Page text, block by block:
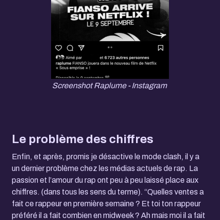
Screenshot Raplume - Instagram
Le problème des chiffres
Enfin, et après, promis je désactive le mode clash, il y a
un dernier problème chez les médias actuels de rap. La
passion et l’amour du rap ont peu à peu laissé place aux
chiffres. (dans tous les sens du terme). “Quelles ventes a
fait ce rappeur en première semaine ? Et toi ton rappeur
préféré il a fait combien en midweek ? Ah mais moi il a fait